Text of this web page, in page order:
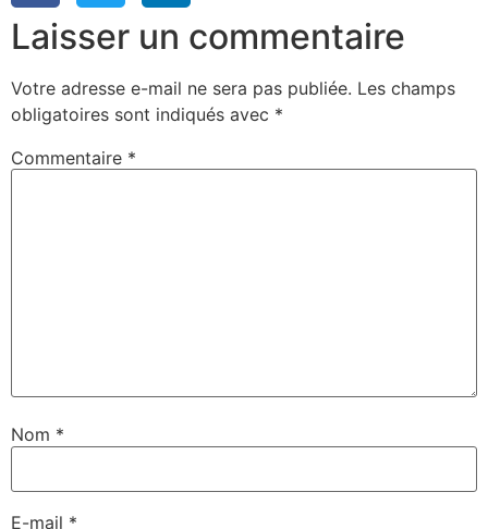
Laisser un commentaire
Votre adresse e-mail ne sera pas publiée. Les champs
obligatoires sont indiqués avec *
Commentaire *
Nom *
E-mail *